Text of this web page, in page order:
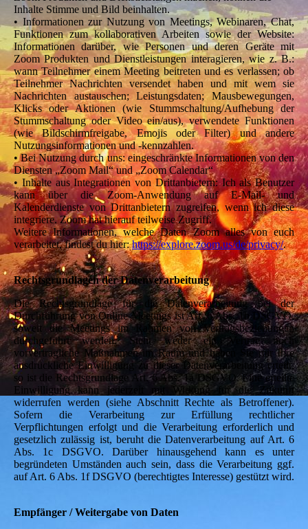
Inhalte Stimme und Bild beinhalten.
• Informationen zur Nutzung von Meetings, Webinaren, Chat,
Funktionen zum kollaborativen Arbeiten sowie der Website:
Informationen darüber, wie Personen und deren Geräte mit
Zoom Produkten und Dienstleistungen interagieren, wie z. B.:
wann Teilnehmer einem Meeting beitreten und es verlassen; ob
Teilnehmer Nachrichten versendet haben und mit wem sie
Nachrichten austauschen; Leistungsdaten; Mausbewegungen,
Klicks oder Aktionen (wie Stummschaltung/Aufhebung der
Stummschaltung oder Video ein/aus), verwendete Funktionen
(wie Bildschirmfreigabe, Emojis oder Filter) und andere
Nutzungsinformationen und -kennzahlen.
• Bei Nutzung durch uns: eingeschränkte Informationen von den
Diensten „Zoom Mail“ und „Zoom Calendar“
• Inhalte aus Integrationen von Drittanbietern: Ich als Benutzer
kann über die Zoom-Anwendung auf E-Mail- und
Kalenderdienste von Drittanbietern zugreifen, wenn ich diese
integriere. Zoom hat hierauf teilweise Zugriff.
Weitere Informationen, welche Daten Zoom alles von euch
verarbeitet, findest du hier:https://explore.zoom.us/de/privacy/.
Rechtsgrundlagen der Datenverarbeitung
Die Rechtsgrundlage für die Datenverarbeitung bei der
Durchführung von Online-Meetings ist Art. 6 Abs. 1b DSGVO,
soweit die Meetings im Rahmen von Vertragsbeziehungen
durchgeführt werden. Steht weder ein Vertrag noch
vorvertragliche Maßnahmen im Raum und haben Sie mir Ihre
ausdrückliche Einwilligung zu dieser Datenverarbeitung erteilt,
so ist die Rechtsgrundlage Art. 6 Abs. 1a DSGVO. Eine erteilte
Einwilligung kann jederzeit mit Wirkung für die Zukunft
widerrufen werden (siehe Abschnitt Rechte als Betroffener).
Sofern die Verarbeitung zur Erfüllung rechtlicher
Verpflichtungen erfolgt und die Verarbeitung erforderlich und
gesetzlich zulässig ist, beruht die Datenverarbeitung auf Art. 6
Abs. 1c DSGVO. Darüber hinausgehend kann es unter
begründeten Umständen auch sein, dass die Verarbeitung ggf.
auf Art. 6 Abs. 1f DSGVO (berechtigtes Interesse) gestützt wird.
Empfänger / Weitergabe von Daten